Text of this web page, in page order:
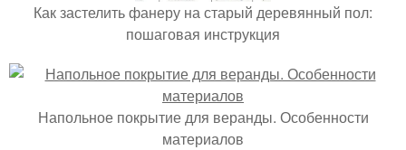
Как застелить фанеру на старый деревянный пол:
пошаговая инструкция
Напольное покрытие для веранды. Особенности
материалов